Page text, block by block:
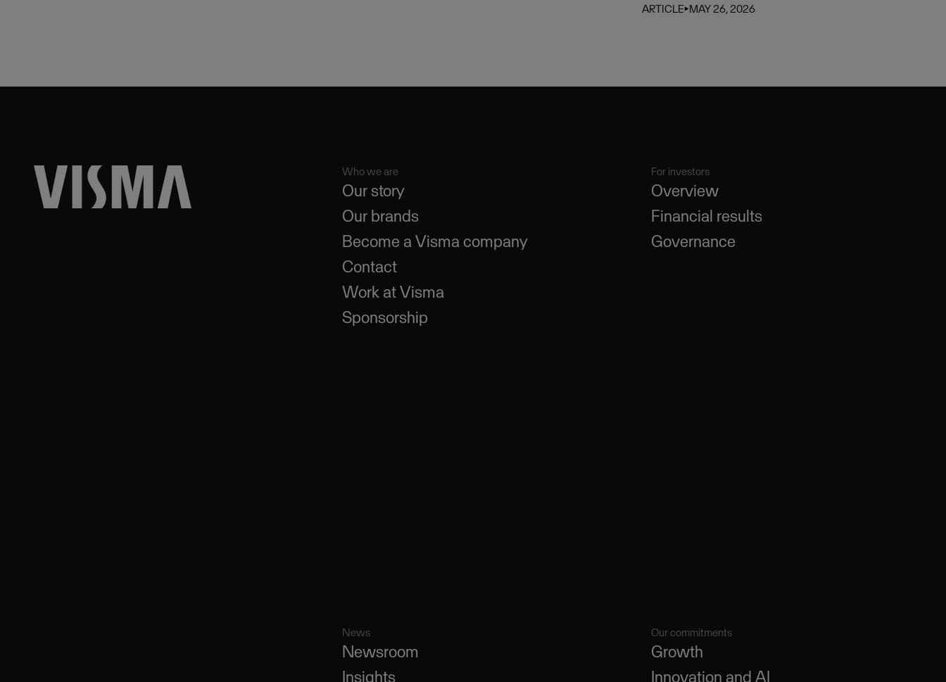
ARTICLE⏵MAY 26, 2026
Who we are
Our story
Our brands
Become a Visma company
Contact
Work at Visma
Sponsorship
For investors
Overview
Financial results
Governance
News
Newsroom
Insights
Our commitments
Growth
Innovation and AI